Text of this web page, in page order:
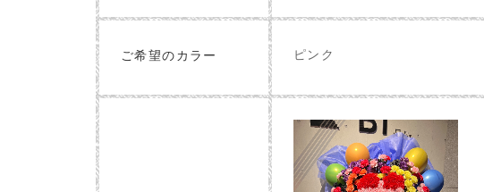
ご希望のカラー ピンク